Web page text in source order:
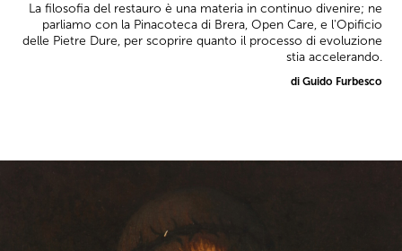
La filosofia del restauro è una materia in continuo divenire; ne
parliamo con la Pinacoteca di Brera, Open Care, e l'Opificio
delle Pietre Dure, per scoprire quanto il processo di evoluzione
stia accelerando.
di Guido Furbesco